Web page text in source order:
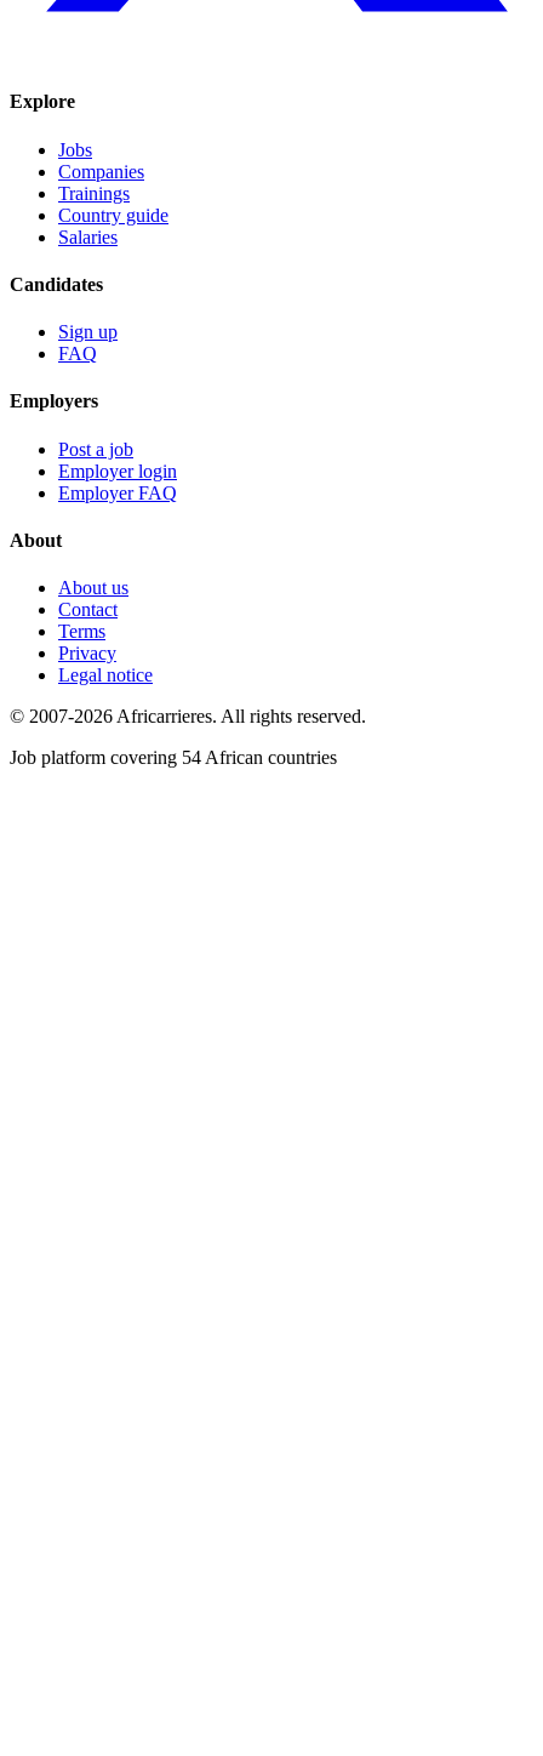
Explore
Jobs
Companies
Trainings
Country guide
Salaries
Candidates
Sign up
FAQ
Employers
Post a job
Employer login
Employer FAQ
About
About us
Contact
Terms
Privacy
Legal notice
© 2007-2026 Africarrieres. All rights reserved.
Job platform covering 54 African countries